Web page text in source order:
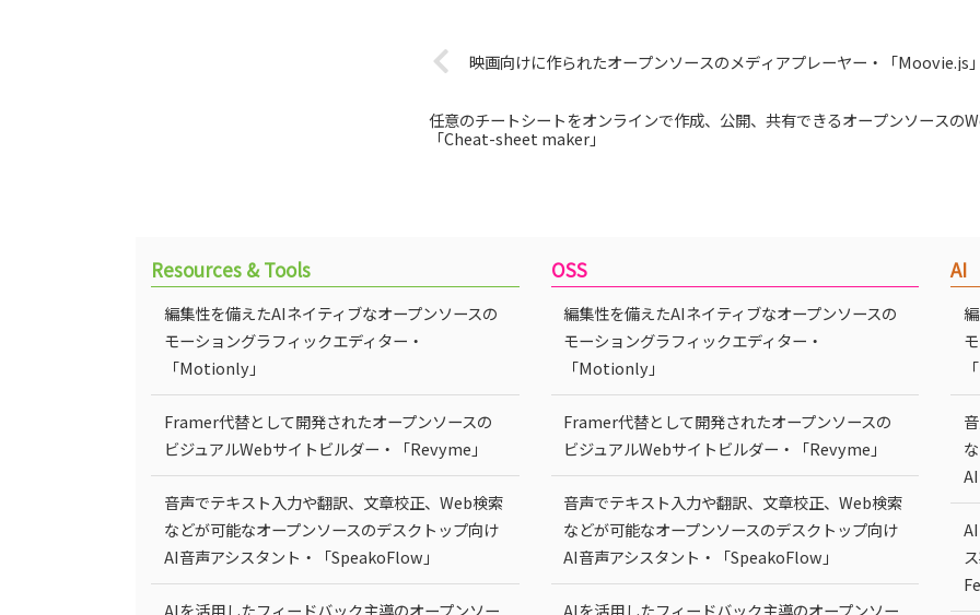
映画向けに作られたオープンソースのメディアプレーヤー・「Moovie.js」
任意のチートシートをオンラインで作成、公開、共有できるオープンソースの
「Cheat-sheet maker」
Resources & Tools
編集性を備えたAIネイティブなオープンソースの
モーショングラフィックエディター・
「Motionly」
Framer代替として開発されたオープンソースの
ビジュアルWebサイトビルダー・「Revyme」
音声でテキスト入力や翻訳、文章校正、Web検索
などが可能なオープンソースのデスクトップ向け
AI音声アシスタント・「SpeakoFlow」
OSS
編集性を備えたAIネイティブなオープンソースの
モーショングラフィックエディター・
「Motionly」
Framer代替として開発されたオープンソースの
ビジュアルWebサイトビルダー・「Revyme」
音声でテキスト入力や翻訳、文章校正、Web検索
などが可能なオープンソースのデスクトップ向け
AI音声アシスタント・「SpeakoFlow」
AI